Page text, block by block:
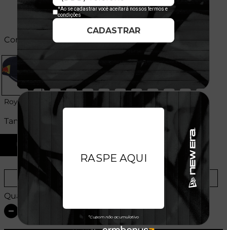
Cores:
Royal
Tamanhos:
U
Provador Virtual Tabela de Medidas
Quantidade: